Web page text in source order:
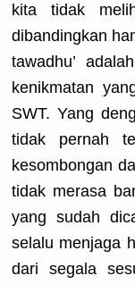
kita tidak
dibandingkan
tawadhu’
kenikmatan
SWT. Yang
tidak pernah
kesombongan
tidak merasa
yang sudah
selalu menjaga
dari segala